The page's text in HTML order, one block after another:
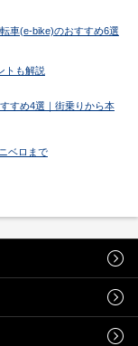
車(e-bike)のおすすめ6選
トも解説
すめ4選｜街乗りから本
ベロまで